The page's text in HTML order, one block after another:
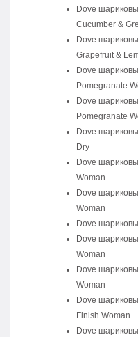
Dove
Cucumber &
Dove
Grapefruit &
Dove
Pomegranate
Dove
Pomegranate
Dove
Dry
Dove
Woman
Dove
Woman
Dove
Dove
Woman
Dove
Woman
Dove
Finish Woman
Dove